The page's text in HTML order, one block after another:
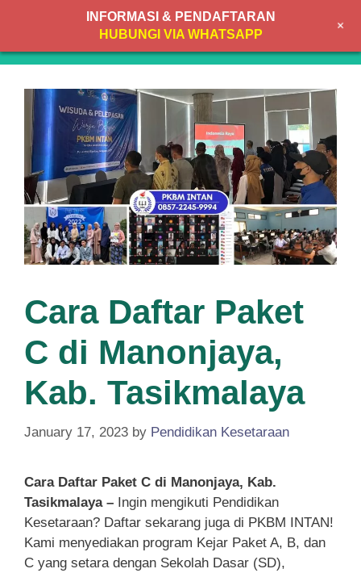
content
Cara Daftar Paket
C di Manonjaya,
Kab. Tasikmalaya
January 17, 2023 by Pendidikan Kesetaraan
Cara Daftar Paket C di Manonjaya, Kab.
Tasikmalaya – Ingin mengikuti Pendidikan
Kesetaraan? Daftar sekarang juga di PKBM INTAN!
Kami menyediakan program Kejar Paket A, B, dan
C yang setara dengan Sekolah Dasar (SD),
INFORMASI & PENDAFTARAN
HUBUNGI VIA WHATSAPP
+